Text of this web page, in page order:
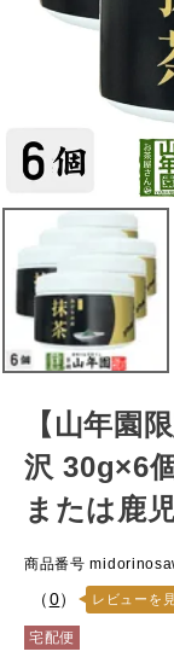
【山年園
沢 30g×6
または鹿
商品番号
（0） レビューを
宅配便